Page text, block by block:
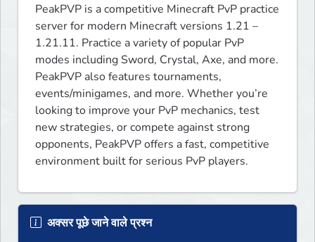
PeakPVP is a competitive Minecraft PvP practice
server for modern Minecraft versions 1.21 –
1.21.11. Practice a variety of popular PvP
modes including Sword, Crystal, Axe, and more.
PeakPVP also features tournaments,
events/minigames, and more. Whether you’re
looking to improve your PvP mechanics, test
new strategies, or compete against strong
opponents, PeakPVP offers a fast, competitive
environment built for serious PvP players.
अक्सर पूछे जाने वाले प्रश्न